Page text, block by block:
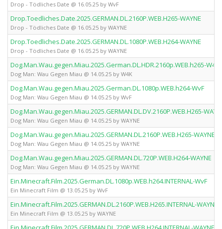
Drop - Tödliches Date @ 16.05.25 by WvF
Drop.Toedliches.Date.2025.GERMAN.DL.2160P.WEB.H265-WAYNE
Drop - Tödliches Date @ 16.05.25 by WAYNE
Drop.Toedliches.Date.2025.GERMAN.DL.1080P.WEB.H264-WAYNE
Drop - Tödliches Date @ 16.05.25 by WAYNE
Dog.Man.Wau.gegen.Miau.2025.German.DL.HDR.2160p.WEB.h265-W4K
Dog Man: Wau Gegen Miau @ 14.05.25 by W4K
Dog.Man.Wau.gegen.Miau.2025.German.DL.1080p.WEB.h264-WvF
Dog Man: Wau Gegen Miau @ 14.05.25 by WvF
Dog.Man.Wau.gegen.Miau.2025.GERMAN.DL.DV.2160P.WEB.H265-
Dog Man: Wau Gegen Miau @ 14.05.25 by WAYNE
Dog.Man.Wau.gegen.Miau.2025.GERMAN.DL.2160P.WEB.H265-WAYNE
Dog Man: Wau Gegen Miau @ 14.05.25 by WAYNE
Dog.Man.Wau.gegen.Miau.2025.GERMAN.DL.720P.WEB.H264-WAYNE
Dog Man: Wau Gegen Miau @ 14.05.25 by WAYNE
Ein.Minecraft.Film.2025.German.DL.1080p.WEB.h264.INTERNAL-WvF
Ein Minecraft Film @ 13.05.25 by WvF
Ein.Minecraft.Film.2025.GERMAN.DL.2160P.WEB.H265.INTERNAL-WAYNE
Ein Minecraft Film @ 13.05.25 by WAYNE